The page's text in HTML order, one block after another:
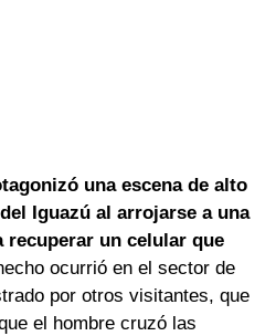
una escena de alto
Iguazú al arrojarse a una
recuperar un celular que
ocurrió en el sector de
por otros visitantes, que
el hombre cruzó las